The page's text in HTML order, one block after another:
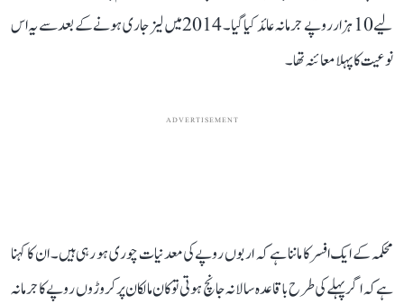
لیے 10 ہزار روپے جرمانہ عائد کیا گیا۔ 2014 میں لیز جاری ہونے کے بعد سے یہ اس
نوعیت کا پہلا معائنہ تھا۔
ADVERTISEMENT
محکمہ کے ایک افسر کا ماننا ہے کہ اربوں روپے کی معدنیات چوری ہو رہی ہیں۔ ان کا کہنا
ہے کہ اگر پہلے کی طرح باقاعدہ سالانہ جانچ ہوتی تو کان مالکان پر کروڑوں روپے کا جرمانہ